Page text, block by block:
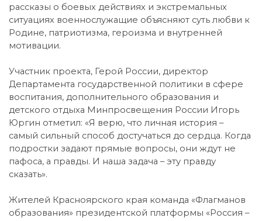
рассказы о боевых действиях и экстремальных
ситуациях военнослужащие объясняют суть любви к
Родине, патриотизма, героизма и внутренней
мотивации.
Участник проекта, Герой России, директор
Департамента государственной политики в сфере
воспитания, дополнительного образования и
детского отдыха Минпросвещения России Игорь
Юргин отметил: «Я верю, что личная история –
самый сильный способ достучаться до сердца. Когда
подростки задают прямые вопросы, они ждут не
пафоса, а правды. И наша задача – эту правду
сказать».
Жителей Красноярского края команда «Флагманов
образования» президентской платформы «Россия –